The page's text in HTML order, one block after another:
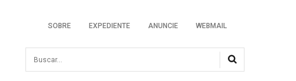
SOBRE EXPEDIENTE ANUNCIE WEBMAIL
Busca